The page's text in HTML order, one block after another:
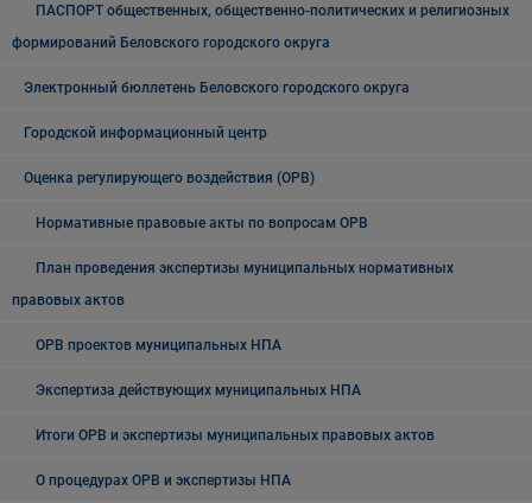
ПАСПОРТ общественных, общественно-политических и религиозных
формирований Беловского городского округа
Электронный бюллетень Беловского городского округа
Городской информационный центр
Оценка регулирующего воздействия (ОРВ)
Нормативные правовые акты по вопросам ОРВ
План проведения экспертизы муниципальных нормативных
правовых актов
ОРВ проектов муниципальных НПА
Экспертиза действующих муниципальных НПА
Итоги ОРВ и экспертизы муниципальных правовых актов
О процедурах ОРВ и экспертизы НПА